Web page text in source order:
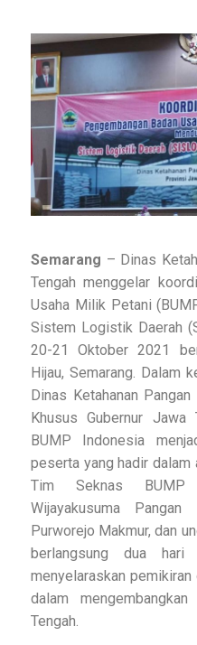
Semarang – Dinas
Tengah menggelar
Usaha Milik Petani
Sistem Logistik Daerah
20-21 Oktober 2021
Hijau, Semarang. Dalam
Dinas Ketahanan
Khusus Gubernur Jawa
BUMP Indonesia
peserta yang hadir dalam
Tim Seknas BUMP
Wijayakusuma
Purworejo Makmur, dan
berlangsung dua hari
menyelaraskan
dalam
Tengah.